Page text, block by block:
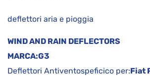
deflettori aria e pioggia
WIND AND RAIN DEFLECTORS
MARCA:G3
Deflettori Antiventospeficico per:Fiat